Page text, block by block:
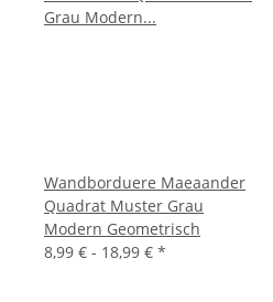
Wandborduere Maeaander
Quadrat Muster Grau
Modern Geometrisch
8,99 € - 18,99 € *